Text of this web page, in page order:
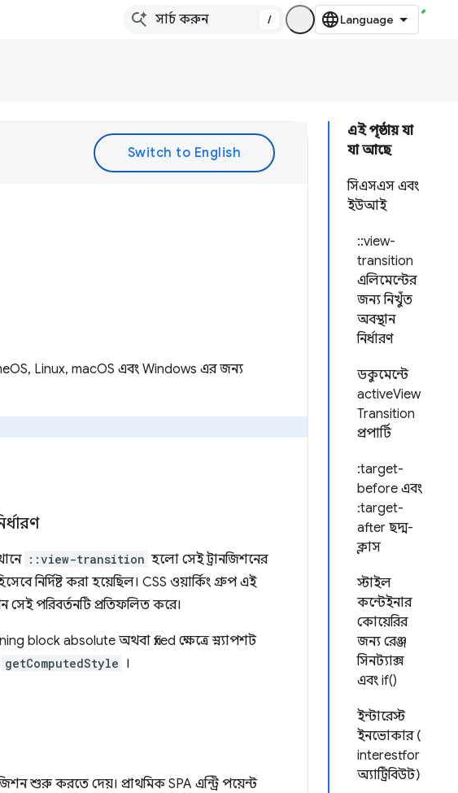
/
এই পৃষ্ঠায় যা
যা আছে
সিএসএস এবং
ইউআই
::view-
transition
এলিমেন্টের
জন্য নিখুঁত
অবস্থান
নির্ধারণ
ডকুমেন্টে
activeView
Transition
প্রপার্টি
:target-
before এবং
:target-
after ছদ্ম-
ক্লাস
স্টাইল
কন্টেইনার
কোয়েরির
জন্য রেঞ্জ
সিনট্যাক্স
এবং if()
ইন্টারেস্ট
ইনভোকার (
interestfor
অ্যাট্রিবিউট)
Linux, macOS এবং Windows এর জন্য
::view-transition হলো সেই ট্রানজিশনের
নির্দিষ্ট করা হয়েছিল। CSS ওয়ার্কিং গ্রুপ এই
সেই পরিবর্তনটি প্রতিফলিত করে।
block absolute অথবা fixed ক্ষেত্রে স্ন্যাপশট
getComputedStyle ।
শুরু করতে দেয়। প্রাথমিক SPA এন্ট্রি পয়েন্ট